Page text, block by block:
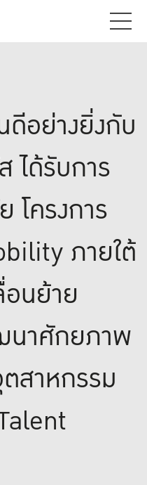
อย่างยิ่งกับ
ด้รับการ
โครงการ
ภายใต้
อนย้าย
นาศักยภาพ
สาหกรรม